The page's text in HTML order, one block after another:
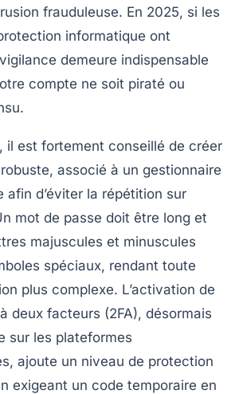
frauduleuse. En 2025, si les
informatique ont
demeure indispensable
compte ne soit piraté ou
il est fortement conseillé de créer
robuste, associé à un gestionnaire
afin d’éviter la répétition sur
mot de passe doit être long et
majuscules et minuscules
spéciaux, rendant toute
plus complexe. L’activation de
deux facteurs (2FA), désormais
sur les plateformes
ajoute un niveau de protection
exigeant un code temporaire en